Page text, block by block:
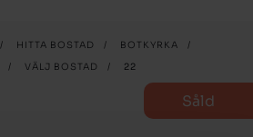
/ HITTA BOSTAD / BOTKYRKA
/
/ VÄLJ BOSTAD / 22
Såld